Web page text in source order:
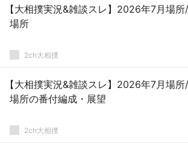
【大相撲実況&雑談スレ】2026年7月場
場所
2ch大相撲
【大相撲実況&雑談スレ】2026年7月場
場所の番付編成・展望
2ch大相撲